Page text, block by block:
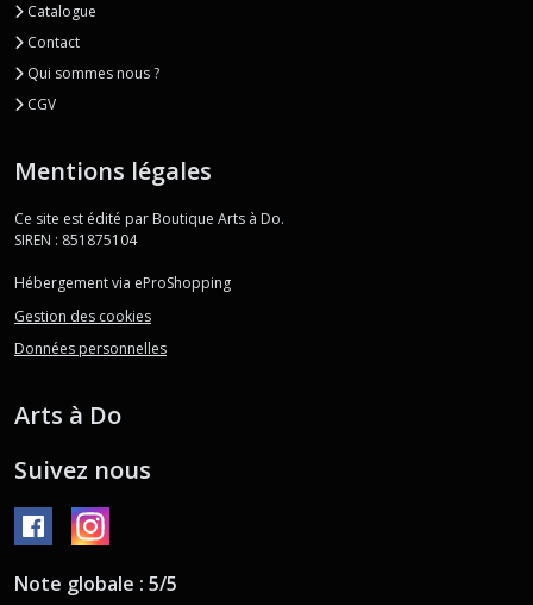
Catalogue
Contact
Qui sommes nous ?
CGV
Mentions légales
Ce site est édité par Boutique Arts à Do.
SIREN : 851875104
Hébergement via eProShopping
Gestion des cookies
Données personnelles
Arts à Do
Suivez nous
Note globale : 5/5